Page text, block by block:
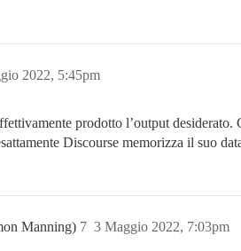
2022, 5:45pm
prodotto l’output
Discourse memorizza il suo
Manning) 3 Maggio 2022, 7:03pm
7